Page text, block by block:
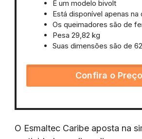
É um modelo bivolt
Está disponível apenas na
Os queimadores são de
Pesa 29,82 kg
Suas dimensões são de
Confira o Preço
O Esmaltec Caribe aposta na